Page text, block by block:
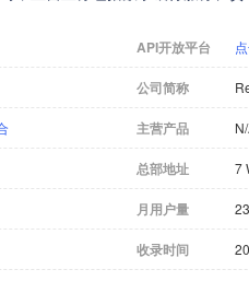
API开放平台
公司简称
主营产品
总部地址 7
月用户量
收录时间